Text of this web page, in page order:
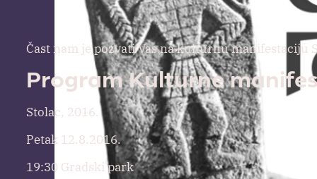
Čast nam je pozvati Vas na kulturnu manifestaciju
Program Kulturne
Stolac, 2016.
Petak 12.8.2016.
19:30 Gradski park